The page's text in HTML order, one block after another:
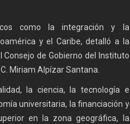
como la integración y la
y el Caribe, detalló a la
de Gobierno del Instituto
C. Miriam Alpízar Santana.
la ciencia, la tecnología e
universitaria, la financiación y
en la zona geográfica, la